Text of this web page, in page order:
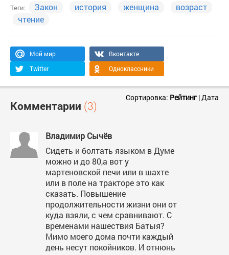
Теги: Закон история женщина
возраст
чтение
Мой мир
Вконтакте
Twitter
Одноклассники
Комментарии (3)
Сортировка: Рейтинг|Дата
Владимир Сычёв
Сидеть и болтать языком в Думе
можно и до 80,а вот у
мартеновской печи или в шахте
или в поле на тракторе это как
сказать. Повышение
продолжительности жизни они от
куда взяли, с чем сравнивают. С
временами нашествия Батыя?
Мимо моего дома почти каждый
день несут покойников. И отнюнь